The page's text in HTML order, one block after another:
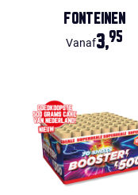
FONTEINEN
Vanaf3,95